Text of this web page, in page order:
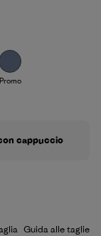
Promo
cappuccio
Guida alle taglie